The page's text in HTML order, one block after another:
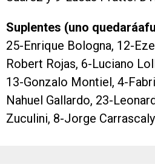
Suplentes (uno
25-Enrique Bologna, 12-
Robert Rojas, 6-Luciano
13-Gonzalo Montiel, 4-
Nahuel Gallardo, 23-
Zuculini, 8-Jorge